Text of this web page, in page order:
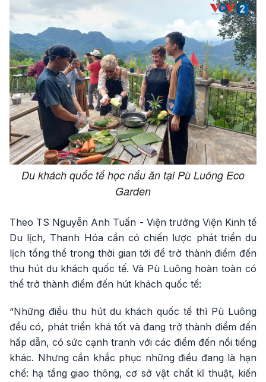
Du khách quốc tế học nấu ăn tại Pù Luông Eco
Garden
Theo TS Nguyễn Anh Tuấn - Viện trưởng Viện Kinh tế
Du lịch, Thanh Hóa cần có chiến lược phát triển du
lịch tổng thể trong thời gian tới để trở thành điểm đến
thu hút du khách quốc tế. Và Pù Luông hoàn toàn có
thể trở thành điểm đến hút khách quốc tế:
“Những điều thu hút du khách quốc tế thì Pù Luông
đều có, phát triển khá tốt và đang trở thành điểm đến
hấp dẫn, có sức cạnh tranh với các điểm đến nổi tiếng
khác. Nhưng cần khắc phục những điều đang là hạn
chế: hạ tầng giao thông, cơ sở vật chất kĩ thuật, kiến